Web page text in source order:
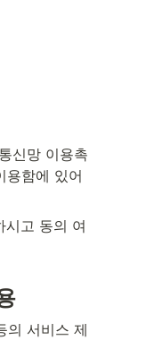
신망 이용촉
용함에 있어
시고 동의 여
의 서비스 제